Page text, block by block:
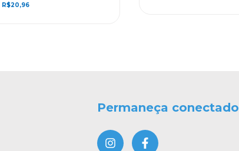
R$20,96
Permaneça conectado